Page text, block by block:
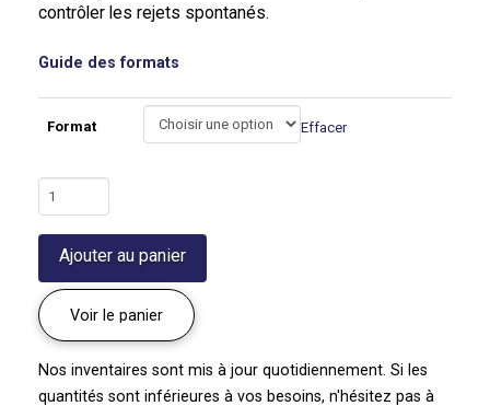
contrôler les rejets spontanés.
Guide des formats
Format Effacer
quantité
de
Roquette
sauvage
'Bellezia'
|
Diplotaxis
Ajouter au panier
Voir le panier
Nos inventaires sont mis à jour quotidiennement. Si les
quantités sont inférieures à vos besoins, n'hésitez pas à